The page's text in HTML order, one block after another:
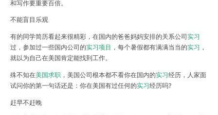
和写作要重要百倍。
不能盲目乐观
有的同学简历看起来很精彩，在国内的爸爸妈妈安排的关系公司 实习
过，参加过一些国内公司的实习项目 ，每个暑假都有满满当当的实习 ，
就以为自己在美国肯定能找到工作。
殊不知在美国求职 ，美国公司根本都不看你在国内的实习经历，人家面
试问你的第一句话还是：你在美国有过任何的实习经历吗?
赶早不赶晚